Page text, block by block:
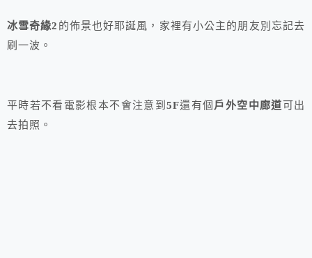
冰雪奇緣2 的佈景也好耶誕風，家裡有小公主的朋友別忘記去
刷一波。
平時若不看電影根本不會注意到 5F還有個 戶外空中廊道 可出
去拍照。